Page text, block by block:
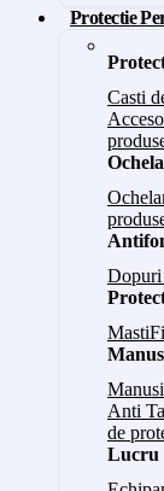
Protectie
Casti
Dopuri
Masti
Anti
de
Lucru